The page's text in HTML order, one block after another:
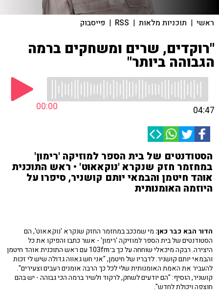
ראשי | תוכניות מלאות |
RSS
| פייסבוק
"רוקדים, שרים ומשחקים ברמה
הגבוהה ביותר"
00:00 04:47
הסטודנטים של בית הספר למוזיקה 'רימון'
במחזמר חזק שנקרא 'נוקאאוט' • ראש התוכנית
אוהד חיטמן והבמאי יותם קושניר, סיפרו על
היוזמה האומנותית
הדור הבא כבר כאן: מי שמככב במחזמר החזק שנקרא 'נוקאאוט', הם
הסטודנטים של בית הספר למוזיקה 'רימון' - אשר כתבו והפיקו את כל
היצירה. רבקה מיכאלי שוחחה על כך ב־103fm עם ראש התוכנית אוהד חיטמן
והבמאי יותם קושניר. לדבריו של חיטמן, "אני חש גאווה גדולה שיש לי זכות
להעביר את האמת האומנותית שלי לכל כך הרבה אומנים רעבים וצעירים".
קושניר, הוסיף: "הם יודעים לשחק, לרקוד ולשיר ברמה הכי גבוהה - יש בהם
חוצפה ויכולת לחדש".